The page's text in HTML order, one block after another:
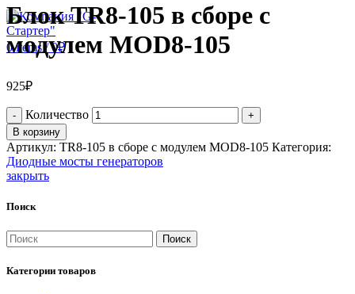
0items / 0₽
Блок TR8-105 в сборе с
модулем MOD8-105
925₽
Количество
В корзину
Артикул: TR8-105 в сборе с модулем MOD8-105 Категория:
Диодные мосты генераторов
закрыть
Поиск
Поиск
Категории товаров